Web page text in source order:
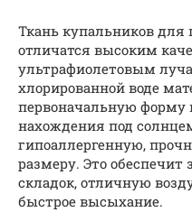
Ткань купальников
отличатся высоким
ультрафиолетовым
хлорированной воде
первоначальную форму
нахождения под
гипоаллергенную,
размеру. Это обеспечит
складок, отличную
быстрое высыхание.